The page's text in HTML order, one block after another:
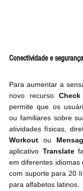
Conectividade e
Para aumentar a
novo recurso
permite que os
ou familiares sobre
Workout ou
aplicativo Translate
em diferentes idiomas
com suporte para 20
para alfabetos latinos.